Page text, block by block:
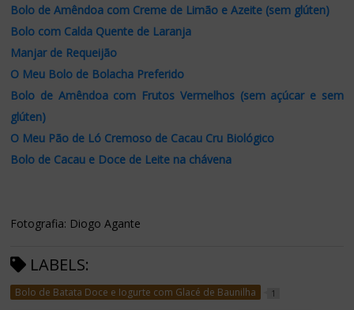
Bolo de Amêndoa com Creme de Limão e Azeite (sem glúten)
Bolo com Calda Quente de Laranja
Manjar de Requeijão
O Meu Bolo de Bolacha Preferido
Bolo de Amêndoa com Frutos Vermelhos (sem açúcar e sem
glúten)
O Meu Pão de Ló Cremoso de Cacau Cru Biológico
Bolo de Cacau e Doce de Leite na chávena
Fotografia: Diogo Agante
LABELS:
Bolo de Batata Doce e Iogurte com Glacé de Baunilha 1